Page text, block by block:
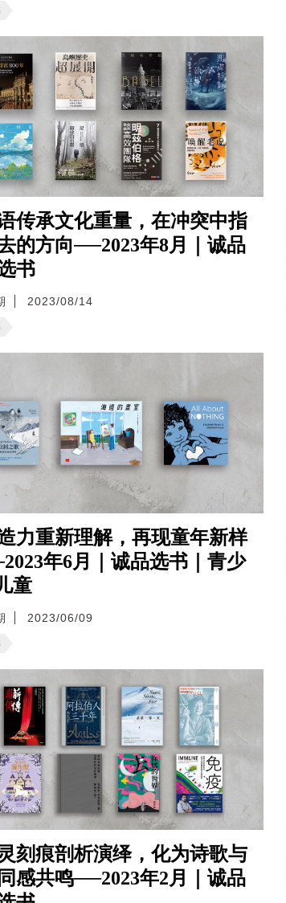
传承文化重量，在冲突中指
的方向──2023年8月｜诚品
书
2023/08/14
力重新理解，再现童年新样
年6月｜诚品选书｜青少
童
2023/06/09
刻痕剖析演绎，化为诗歌与
感共鸣──2023年2月｜诚品